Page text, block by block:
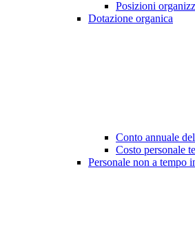
Posizioni
Dotazione organica
Conto annuale
Costo personale
Personale non a tempo